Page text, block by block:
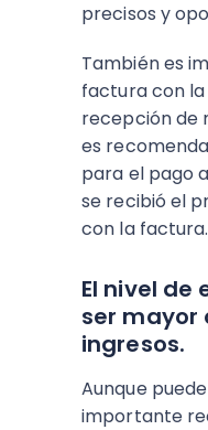
precisos y
También es
factura con la
recepción de
es
para el pago
se recibió el
con la factura.
El nivel de
ser mayor
ingresos.
Aunque
importante